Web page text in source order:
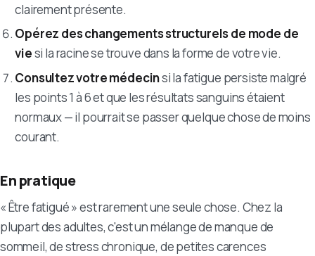
clairement présente.
Opérez des changements structurels de mode de
viesi la racine se trouve dans la forme de votre vie.
Consultez votre médecinsi la fatigue persiste malgré
les points 1 à 6 et que les résultats sanguins étaient
normaux — il pourrait se passer quelque chose de moins
courant.
En pratique
« Être fatigué » est rarement une seule chose. Chez la
plupart des adultes, c'est un mélange de manque de
sommeil, de stress chronique, de petites carences